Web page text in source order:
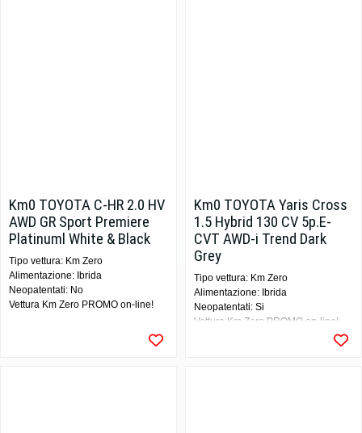
Km0 TOYOTA C-HR 2.0 HV
AWD GR Sport Premiere
Platinuml White & Black
Tipo vettura: Km Zero
Alimentazione: Ibrida
Neopatentati: No
Vettura Km Zero PROMO on-line!
Km0 TOYOTA Yaris Cross
1.5 Hybrid 130 CV 5p.E-
CVT AWD-i Trend Dark
Grey
Tipo vettura: Km Zero
Alimentazione: Ibrida
Neopatentati: Si
Vettura Km Zero PROMO on-line!